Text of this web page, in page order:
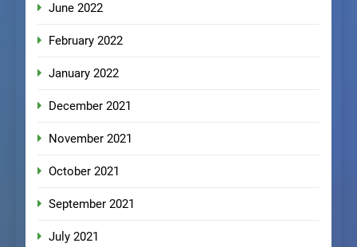
June 2022
February 2022
January 2022
December 2021
November 2021
October 2021
September 2021
July 2021